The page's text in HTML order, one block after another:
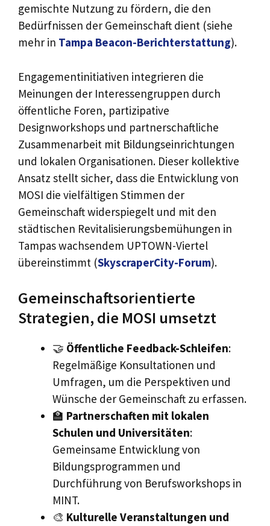
gemischte Nutzung zu fördern, die den
Bedürfnissen der Gemeinschaft dient (siehe
mehr in Tampa Beacon-Berichterstattung).
Engagementinitiativen integrieren die
Meinungen der Interessengruppen durch
öffentliche Foren, partizipative
Designworkshops und partnerschaftliche
Zusammenarbeit mit Bildungseinrichtungen
und lokalen Organisationen. Dieser kollektive
Ansatz stellt sicher, dass die Entwicklung von
MOSI die vielfältigen Stimmen der
Gemeinschaft widerspiegelt und mit den
städtischen Revitalisierungsbemühungen in
Tampas wachsendem UPTOWN-Viertel
übereinstimmt (SkyscraperCity-Forum).
Gemeinschaftsorientierte
Strategien, die MOSI umsetzt
🤝 Öffentliche Feedback-Schleifen:
Regelmäßige Konsultationen und
Umfragen, um die Perspektiven und
Wünsche der Gemeinschaft zu erfassen.
🏫 Partnerschaften mit lokalen
Schulen und Universitäten:
Gemeinsame Entwicklung von
Bildungsprogrammen und
Durchführung von Berufsworkshops in
MINT.
🎨 Kulturelle Veranstaltungen und